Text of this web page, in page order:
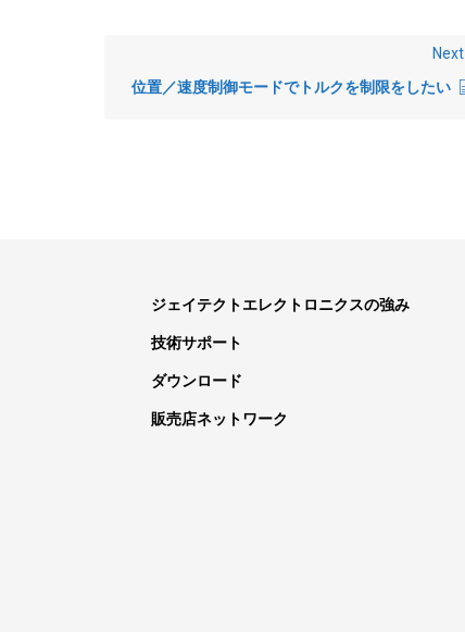
Next
位置／速度制御モードでトルクを制限をしたい
ジェイテクトエレクトロニクスの強み
技術サポート
ダウンロード
販売店ネットワーク